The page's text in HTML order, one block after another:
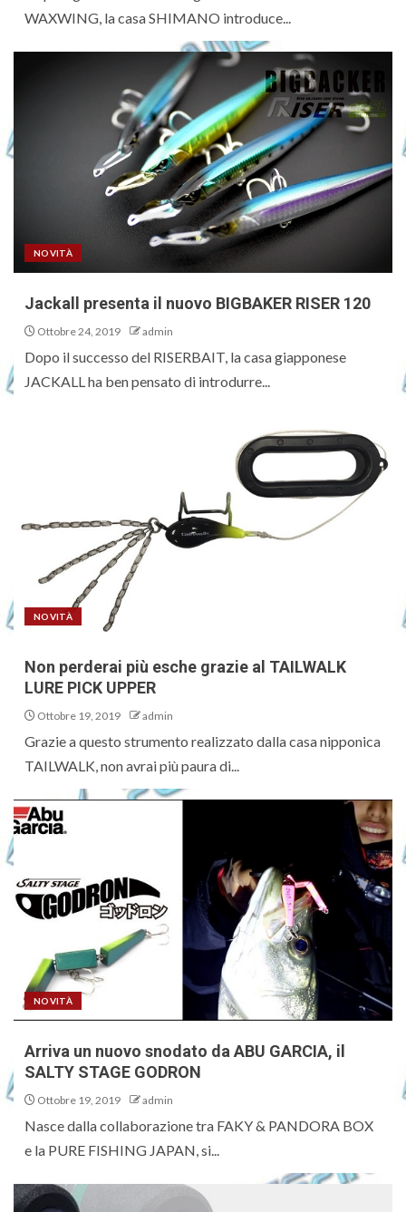
WAXWING, la casa SHIMANO introduce...
NOVITÀ
Jackall presenta il nuovo BIGBAKER RISER 120
Ottobre 24, 2019 admin
Dopo il successo del RISERBAIT, la casa giapponese
JACKALL ha ben pensato di introdurre...
NOVITÀ
Non perderai più esche grazie al TAILWALK
LURE PICK UPPER
Ottobre 19, 2019 admin
Grazie a questo strumento realizzato dalla casa nipponica
TAILWALK, non avrai più paura di...
NOVITÀ
Arriva un nuovo snodato da ABU GARCIA, il
SALTY STAGE GODRON
Ottobre 19, 2019 admin
Nasce dalla collaborazione tra FAKY & PANDORA BOX
e la PURE FISHING JAPAN, si...